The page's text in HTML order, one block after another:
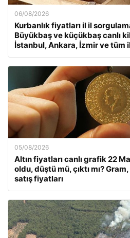
06/08/2026
Kurbanlık fiyatları il il
Büyükbaş ve küçükbaş canlı
İstanbul, Ankara, İzmir ve tüm
05/08/2026
Altın fiyatları canlı grafik 22
oldu, düştü mü, çıktı mı?
satış fiyatları